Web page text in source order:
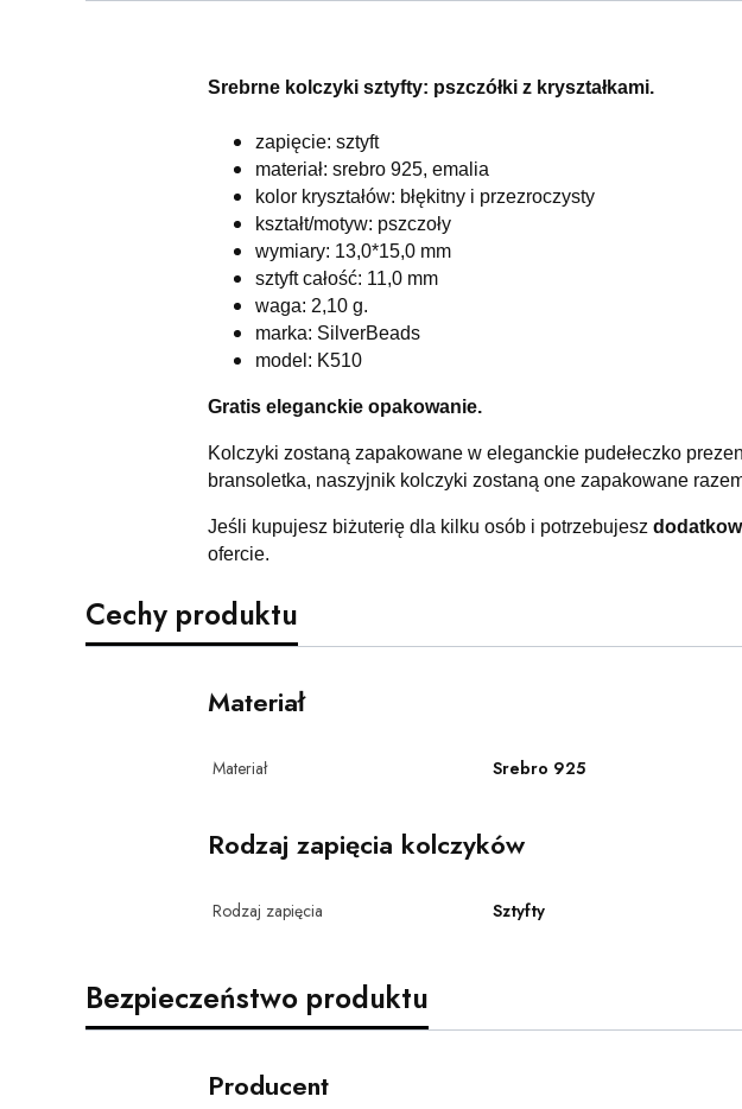
Srebrne kolczyki sztyfty: pszczółki z kryształkami.
zapięcie: sztyft
materiał: srebro 925, emalia
kolor kryształów: błękitny i przezroczysty
kształt/motyw: pszczoły
wymiary: 13,0*15,0 mm
sztyft całość: 11,0 mm
waga: 2,10 g.
marka: SilverBeads
model: K510
Gratis eleganckie opakowanie.
Kolczyki zostaną zapakowane w eleganckie pudełeczko
bransoletka, naszyjnik kolczyki zostaną one zapakowane
Jeśli kupujesz biżuterię dla kilku osób i potrzebujesz
ofercie.
Cechy produktu
Materiał
Materiał Srebro 925
Rodzaj zapięcia kolczyków
Rodzaj zapięcia Sztyfty
Bezpieczeństwo produktu
Producent